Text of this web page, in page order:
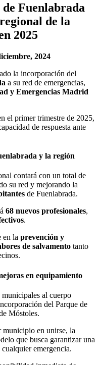
Fuenlabrada
de la
2025
2024
la incorporación del
a su red de emergencias,
y Emergencias Madrid
el primer trimestre de 2025,
de respuesta ante
y la región
contará con un total de
su red y mejorando la
de Fuenlabrada.
68 nuevos profesionales,
.
en la prevención y
de salvamento tanto
en equipamiento
al cuerpo
del Parque de
Móstoles.
municipio en unirse, la
que busca garantizar una
emergencia.